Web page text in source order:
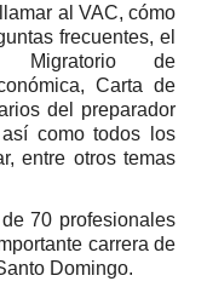
al VAC, cómo
frecuentes, el
Migratorio de
Carta de
del preparador
como todos los
entre otros temas
70 profesionales
carrera de
Domingo.